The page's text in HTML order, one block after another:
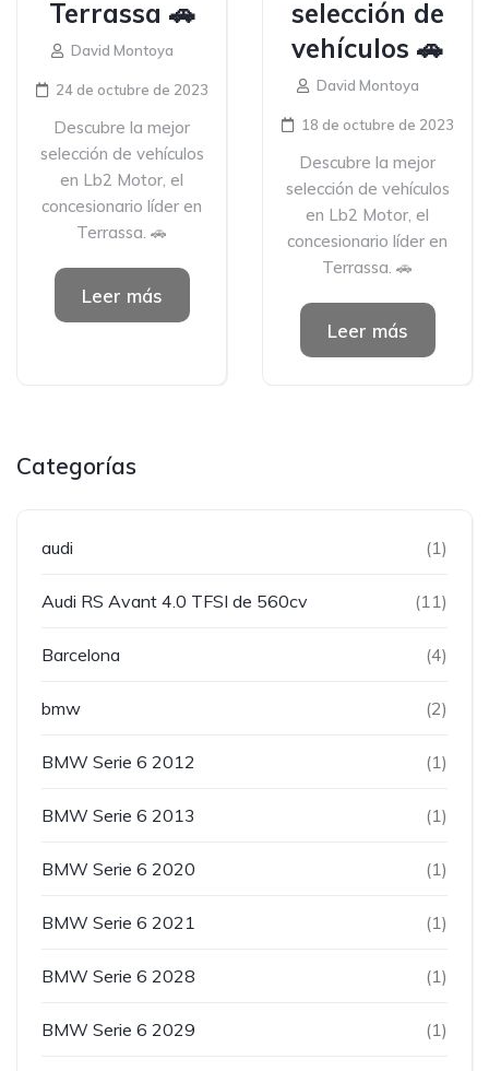
Terrassa 🚗
David Montoya
24 de octubre de 2023
Descubre la mejor
selección de vehículos
en Lb2 Motor, el
concesionario líder en
Terrassa. 🚗
Leer más
selección de
vehículos 🚗
David Montoya
18 de octubre de 2023
Descubre la mejor
selección de vehículos
en Lb2 Motor, el
concesionario líder en
Terrassa. 🚗
Leer más
Categorías
audi (1)
Audi RS Avant 4.0 TFSI de 560cv (11)
Barcelona (4)
bmw (2)
BMW Serie 6 2012 (1)
BMW Serie 6 2013 (1)
BMW Serie 6 2020 (1)
BMW Serie 6 2021 (1)
BMW Serie 6 2028 (1)
BMW Serie 6 2029 (1)